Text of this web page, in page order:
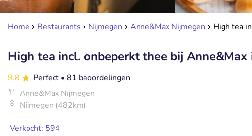
Home Restaurants Nijmegen Anne&Max Nijmegen High tea
High tea incl. onbeperkt thee bij
9.8 Perfect • 81 beoordelingen
Anne&Max Nijmegen
Nijmegen (482km)
Verkocht: 594